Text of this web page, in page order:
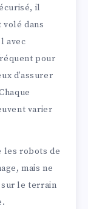
il
volé dans
avec
pour
d’assurer
varier
les robots de
mais ne
sur le terrain